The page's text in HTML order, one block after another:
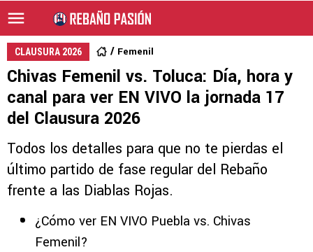
CLAUSURA 2026 Femenil
Chivas Femenil vs. Toluca: Día, hora y
canal para ver EN VIVO la jornada 17
del Clausura 2026
Todos los detalles para que no te pierdas el
último partido de fase regular del Rebaño
frente a las Diablas Rojas.
¿Cómo ver EN VIVO Puebla vs. Chivas
Femenil?